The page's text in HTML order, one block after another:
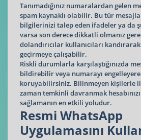
Tanımadığınız numaralardan gelen
spam kaynaklı olabilir. Bu tür
bilgilerinizi talep eden ifadeler ya da
varsa son derece dikkatli olmanız
dolandırıcılar kullanıcıları
geçirmeye çalışabilir.
Riskli durumlarla karşılaştığınızda
bildirebilir veya numarayı
koruyabilirsiniz. Bilinmeyen kişilerle
zaman temkinli davranmak
sağlamanın en etkili yoludur.
Resmi WhatsApp
Uygulamasını